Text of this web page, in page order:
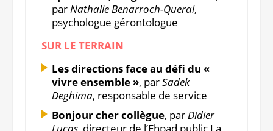
parNathalie Benarroch-Queral,
psychologue gérontologue
SUR LE TERRAIN
Les directions face au défi du «
vivre ensemble », parSadek
Deghima, responsable de service
Bonjour cher collègue, parDidier
Lucas, directeur de l’Ehpad public La